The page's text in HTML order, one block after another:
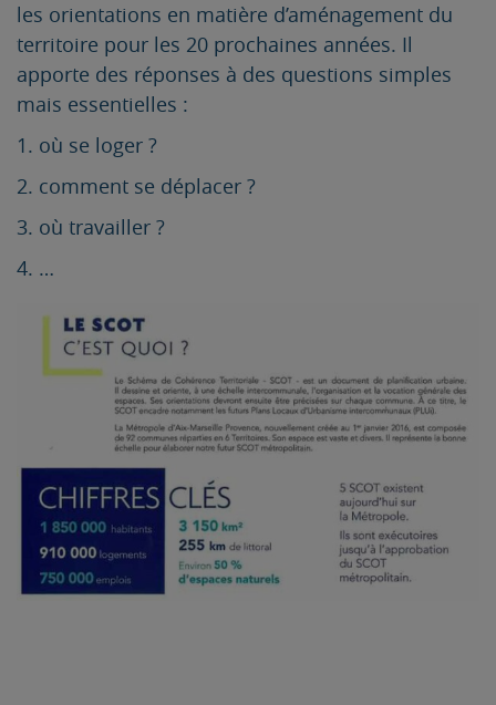
les orientations en matière d’aménagement du
territoire pour les 20 prochaines années. Il
apporte des réponses à des questions simples
mais essentielles :
1. où se loger ?
2. comment se déplacer ?
3. où travailler ?
4. …